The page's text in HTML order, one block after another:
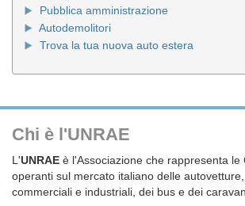
Pubblica amministrazione
Autodemolitori
Trova la tua nuova auto estera
Chi è l'UNRAE
L'UNRAE è l'Associazione che rappresenta le
operanti sul mercato italiano delle
commerciali e industriali, dei bus e dei